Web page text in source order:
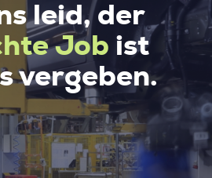
leid, der
Job ist
vergeben.